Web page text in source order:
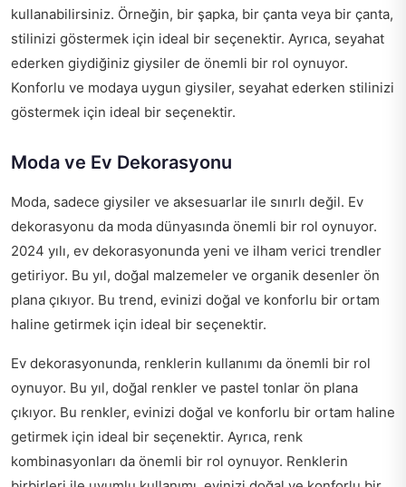
kullanabilirsiniz. Örneğin, bir şapka, bir çanta veya bir çanta,
stilinizi göstermek için ideal bir seçenektir. Ayrıca, seyahat
ederken giydiğiniz giysiler de önemli bir rol oynuyor.
Konforlu ve modaya uygun giysiler, seyahat ederken stilinizi
göstermek için ideal bir seçenektir.
Moda ve Ev Dekorasyonu
Moda, sadece giysiler ve aksesuarlar ile sınırlı değil. Ev
dekorasyonu da moda dünyasında önemli bir rol oynuyor.
2024 yılı, ev dekorasyonunda yeni ve ilham verici trendler
getiriyor. Bu yıl, doğal malzemeler ve organik desenler ön
plana çıkıyor. Bu trend, evinizi doğal ve konforlu bir ortam
haline getirmek için ideal bir seçenektir.
Ev dekorasyonunda, renklerin kullanımı da önemli bir rol
oynuyor. Bu yıl, doğal renkler ve pastel tonlar ön plana
çıkıyor. Bu renkler, evinizi doğal ve konforlu bir ortam haline
getirmek için ideal bir seçenektir. Ayrıca, renk
kombinasyonları da önemli bir rol oynuyor. Renklerin